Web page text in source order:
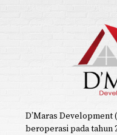
D’Maras Development
beroperasi pada tahun